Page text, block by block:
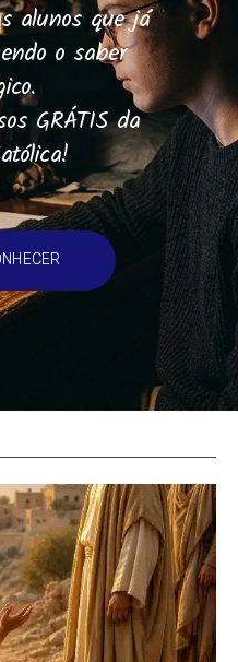
alunos que já
o saber
GRÁTIS da